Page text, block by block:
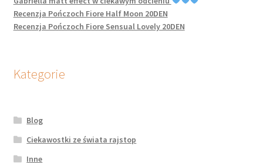
Recenzja Pończoch Fiore Half Moon 20DEN
Recenzja Pończoch Fiore Sensual Lovely 20DEN
Kategorie
Blog
Ciekawostki ze świata rajstop
Inne